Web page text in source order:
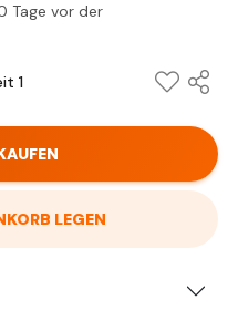
Tage vor der
1
LEGEN